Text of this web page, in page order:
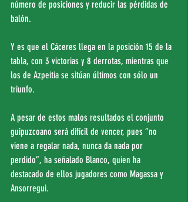
número de posiciones y reducir las pérdidas de
balón.
Y es que el Cáceres llega en la posición 15 de la
tabla, con 3 victorias y 8 derrotas, mientras que
los de Azpeitia se sitúan últimos con sólo un
triunfo.
A pesar de estos malos resultados el conjunto
guipuzcoano será difícil de vencer, pues “no
viene a regalar nada, nunca da nada por
perdido”, ha señalado Blanco, quien ha
destacado de ellos jugadores como Magassa y
Ansorregui.